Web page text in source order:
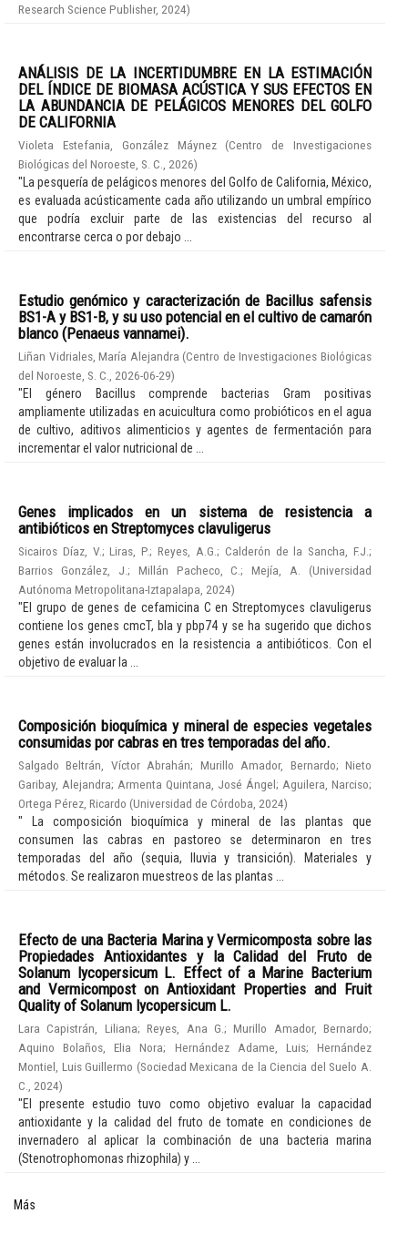
Research Science Publisher, 2024)
ANÁLISIS DE LA INCERTIDUMBRE EN LA ESTIMACIÓN
DEL ÍNDICE DE BIOMASA ACÚSTICA Y SUS EFECTOS EN
LA ABUNDANCIA DE PELÁGICOS MENORES DEL GOLFO
DE CALIFORNIA
Violeta Estefania, González Máynez (Centro de Investigaciones
Biológicas del Noroeste, S. C.
2026)
"La pesquería de pelágicos menores del Golfo de California, México,
es evaluada acústicamente cada año utilizando un umbral empírico
que podría excluir parte de las existencias del recurso al
encontrarse cerca o por debajo ...
Estudio genómico y caracterización de Bacillus safensis
BS1-A y BS1-B, y su uso potencial en el cultivo de camarón
blanco (Penaeus vannamei).
Liñan Vidriales, María Alejandra (Centro de Investigaciones Biológicas
del Noroeste, S. C.
2026-06-29)
"El género Bacillus comprende bacterias Gram positivas
ampliamente utilizadas en acuicultura como probióticos en el agua
de cultivo, aditivos alimenticios y agentes de fermentación para
incrementar el valor nutricional de ...
Genes implicados en un sistema de resistencia a
antibióticos en Streptomyces clavuligerus
Sicairos Díaz, V.;Liras, P.;Reyes, A.G. ; Calderón de la Sancha, F.J.;
Barrios González, J. ; Millán Pacheco, C.;Mejía, A. (Universidad
Autónoma Metropolitana-Iztapalapa 2024)
"El grupo de genes de cefamicina C en Streptomyces clavuligerus
contiene los genes cmcT, bla y pbp74 y se ha sugerido que dichos
genes están involucrados en la resistencia a antibióticos. Con el
objetivo de evaluar la ...
Composición bioquímica y mineral de especies vegetales
consumidas por cabras en tres temporadas del año.
Salgado Beltrán, Víctor Abrahán; Murillo Amador, Bernardo;Nieto
Garibay, Alejandra; Armenta Quintana, José Ángel; Aguilera, Narciso;
Ortega Pérez, Ricardo (Universidad de Córdoba 2024)
" La composición bioquímica y mineral de las plantas que
consumen las cabras en pastoreo se determinaron en tres
temporadas del año (sequia, lluvia y transición). Materiales y
métodos. Se realizaron muestreos de las plantas ...
Efecto de una Bacteria Marina y Vermicomposta sobre las
Propiedades Antioxidantes y la Calidad del Fruto de
Solanum lycopersicum L. Effect of a Marine Bacterium
and Vermicompost on Antioxidant Properties and Fruit
Quality of Solanum lycopersicum L.
Lara Capistrán, Liliana;Reyes, Ana G. ;Murillo Amador, Bernardo;
Aquino Bolaños, Elia Nora; Hernández Adame, Luis;Hernández
Montiel, Luis Guillermo (Sociedad Mexicana de la Ciencia del Suelo A.
C.
2024)
"El presente estudio tuvo como objetivo evaluar la capacidad
antioxidante y la calidad del fruto de tomate en condiciones de
invernadero al aplicar la combinación de una bacteria marina
(Stenotrophomonas rhizophila) y ...
Más